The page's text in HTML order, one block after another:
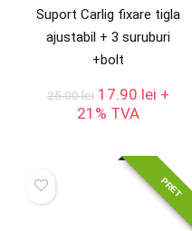
Suport Carlig fixare tigla
ajustabil + 3 suruburi
+bolt
25.00lei Prețul
inițial
25.00 lei.
17.90 leiPrețul
+
21% TVA
PRET